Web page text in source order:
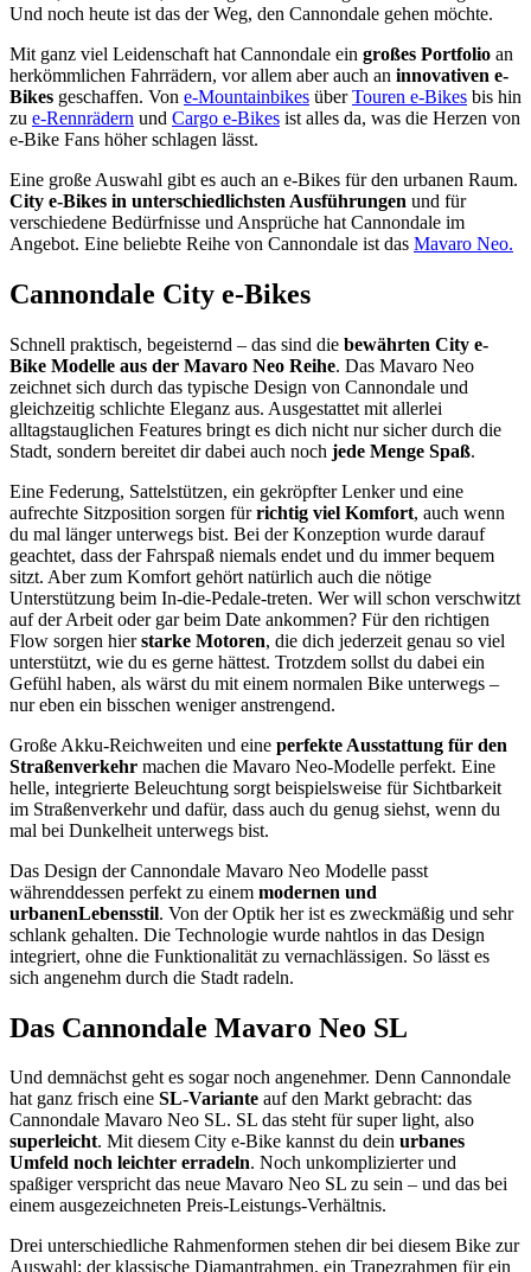
Und noch heute ist das der Weg, den Cannondale gehen möchte.
Mit ganz viel Leidenschaft hat Cannondale ein großes Portfolio an
herkömmlichen Fahrrädern, vor allem aber auch an innovativen e-
Bikes geschaffen. Von e-Mountainbikes überTouren e-Bikes bis hin
zu e-Rennrädern und Cargo e-Bikes ist alles da, was die Herzen von
e-Bike Fans höher schlagen lässt.
Eine große Auswahl gibt es auch an e-Bikes für den urbanen Raum.
City e-Bikes in unterschiedlichsten Ausführungen und für
verschiedene Bedürfnisse und Ansprüche hat Cannondale im
Angebot. Eine beliebte Reihe von Cannondale ist das Mavaro Neo.
Cannondale City e-Bikes
Schnell praktisch, begeisternd – das sind die bewährten City e-
Bike Modelle aus der Mavaro Neo Reihe. Das Mavaro Neo
zeichnet sich durch das typische Design von Cannondale und
gleichzeitig schlichte Eleganz aus. Ausgestattet mit allerlei
alltagstauglichen Features bringt es dich nicht nur sicher durch die
Stadt, sondern bereitet dir dabei auch noch jede Menge Spaß.
Eine Federung, Sattelstützen, ein gekröpfter Lenker und eine
aufrechte Sitzposition sorgen fürrichtig viel Komfort, auch wenn
du mal länger unterwegs bist. Bei der Konzeption wurde darauf
geachtet, dass der Fahrspaß niemals endet und du immer bequem
sitzt. Aber zum Komfort gehört natürlich auch die nötige
Unterstützung beim In-die-Pedale-treten. Wer will schon verschwitzt
auf der Arbeit oder gar beim Date ankommen? Für den richtigen
Flow sorgen hierstarke Motoren, die dich jederzeit genau so viel
unterstützt, wie du es gerne hättest. Trotzdem sollst du dabei ein
Gefühl haben, als wärst du mit einem normalen Bike unterwegs –
nur eben ein bisschen weniger anstrengend.
Große Akku-Reichweiten und eine perfekte Ausstattung für den
Straßenverkehr machen die Mavaro Neo-Modelle perfekt. Eine
helle, integrierte Beleuchtung sorgt beispielsweise für Sichtbarkeit
im Straßenverkehr und dafür, dass auch du genug siehst, wenn du
mal bei Dunkelheit unterwegs bist.
Das Design der Cannondale Mavaro Neo Modelle passt
währenddessen perfekt zu einem modernen und
urbanenLebensstil. Von der Optik her ist es zweckmäßig und sehr
schlank gehalten. Die Technologie wurde nahtlos in das Design
integriert, ohne die Funktionalität zu vernachlässigen. So lässt es
sich angenehm durch die Stadt radeln.
Das Cannondale Mavaro Neo SL
Und demnächst geht es sogar noch angenehmer. Denn Cannondale
hat ganz frisch eine SL-Variante auf den Markt gebracht: das
Cannondale Mavaro Neo SL. SL das steht für super light, also
superleicht. Mit diesem City e-Bike kannst du dein urbanes
Umfeld noch leichter erradeln. Noch unkomplizierter und
spaßiger verspricht das neue Mavaro Neo SL zu sein – und das bei
einem ausgezeichneten Preis-Leistungs-Verhältnis.
Drei unterschiedliche Rahmenformen stehen dir bei diesem Bike zur
Auswahl: der klassische Diamantrahmen, ein Trapezrahmen für ein